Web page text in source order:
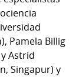
Pamela Billig
Astrid
Singapur) y